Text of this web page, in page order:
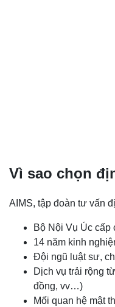
Vì sao chọn
AIMS, tập đoàn tư vấn
Bộ Nội Vụ Úc cấp
14 năm kinh
Đội ngũ luật sư,
Dịch vụ trải rộng
đồng, vv…)
Mối quan hệ mật